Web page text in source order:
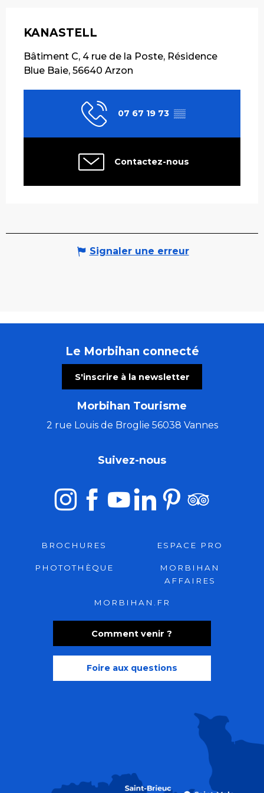
KANASTELL
Bâtiment C, 4 rue de la Poste, Résidence
Blue Baie, 56640 Arzon
07 67 19 73 ▒▒
Contactez-nous
Signaler une erreur
Le Morbihan connecté
S'inscrire à la newsletter
Morbihan Tourisme
2 rue Louis de Broglie 56038 Vannes
Comment venir ?
Foire aux questions
Suivez-nous
BROCHURES ESPACE PRO
PHOTOTHÈQUE
MORBIHAN
AFFAIRES
MORBIHAN.FR